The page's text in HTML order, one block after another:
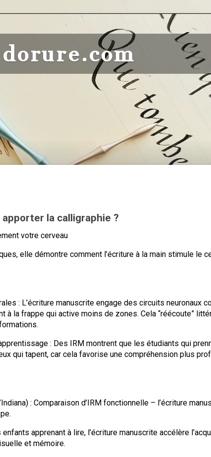
la calligraphie ?
votre cerveau
elle démontre comment l’écriture à la main stimule le
: L’écriture manuscrite engage des circuits neuronaux
à la frappe qui active moins de zones. Cela “réécoute”
: Des IRM montrent que les étudiants qui
qui tapent, car cela favorise une compréhension plus
: Comparaison d’IRM fonctionnelle – l’écriture
apprenant à lire, l’écriture manuscrite accélère
et mémoire.